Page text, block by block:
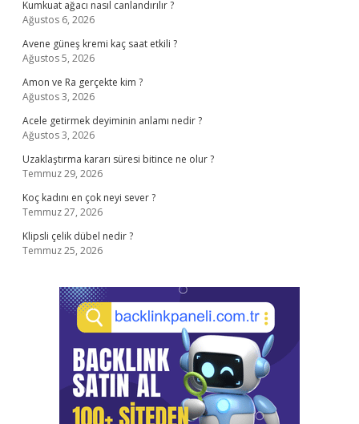
Kumkuat ağacı nasıl canlandırılır ?
Ağustos 6, 2026
Avene güneş kremi kaç saat etkili ?
Ağustos 5, 2026
Amon ve Ra gerçekte kim ?
Ağustos 3, 2026
Acele getirmek deyiminin anlamı nedir ?
Ağustos 3, 2026
Uzaklaştırma kararı süresi bitince ne olur ?
Temmuz 29, 2026
Koç kadını en çok neyi sever ?
Temmuz 27, 2026
Klipsli çelik dübel nedir ?
Temmuz 25, 2026